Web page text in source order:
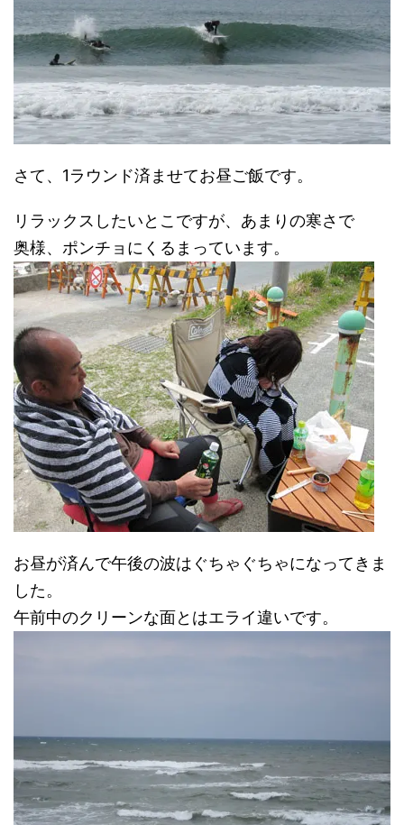
さて、1ラウンド済ませてお昼ご飯です。
リラックスしたいとこですが、あまりの寒さで
奥様、ポンチョにくるまっています。
お昼が済んで午後の波はぐちゃぐちゃになってきま
した。
午前中のクリーンな面とはエライ違いです。